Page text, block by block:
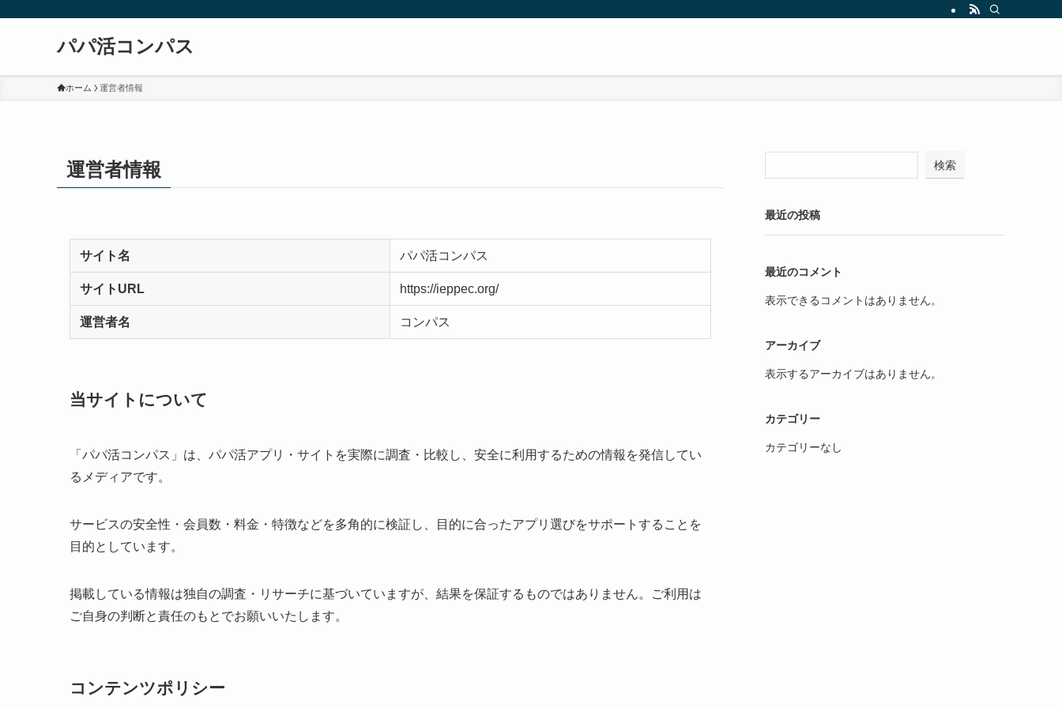
パパ活コンパス
ホーム 運営者情報
運営者情報
サイト名 パパ活コンパス
サイトURL https://ieppec.org/
運営者名 コンパス
当サイトについて
「パパ活コンパス」は、パパ活アプリ・サイトを実際に調査・比較し、安全に利用するための情報を発信してい
るメディアです。
サービスの安全性・会員数・料金・特徴などを多角的に検証し、目的に合ったアプリ選びをサポートすることを
目的としています。
掲載している情報は独自の調査・リサーチに基づいていますが、結果を保証するものではありません。ご利用は
ご自身の判断と責任のもとでお願いいたします。
コンテンツポリシー
検索
最近の投稿
最近のコメント
表示できるコメントはありません。
アーカイブ
表示するアーカイブはありません。
カテゴリー
カテゴリーなし